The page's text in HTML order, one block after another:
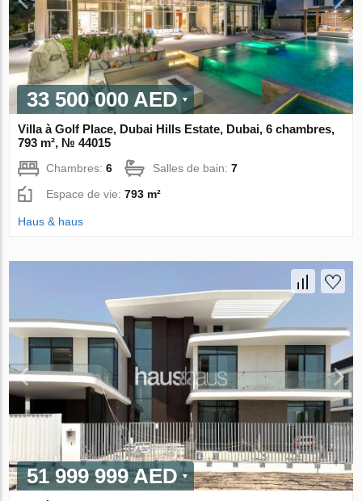
33 500 000 AED
Villa à Golf Place, Dubai Hills Estate, Dubai, 6 chambres,
793 m², № 44015
Chambres:6 Salles de bain:7
Espace de vie:793 m²
Haus & haus
51 999 999 AED